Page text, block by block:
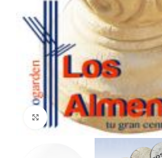
Clic para ampliar